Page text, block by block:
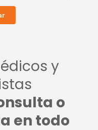
y
o
en todo